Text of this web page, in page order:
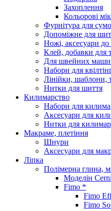
Захоплення
Кольорові
Фурнітура для
Допоміжне для
Ножі, аксесуари
Клей, добавки для
Для швейних
Набори для
Лінійки, шаблони,
Нитки для шиття
Килимарство
Набори для
Аксесуари для
Нитки для
Макраме, плетіння
Шнури
Аксесуари для
Ліпка
Полімерна глина,
Моделін
Fimo *
Fimo
Fimo